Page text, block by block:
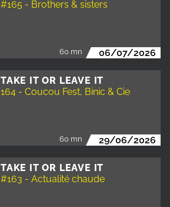
#165 - Brothers & sisters
60 mn 06/07/2026
TAKE IT OR LEAVE IT
164 - Coucou Fest, Binic & Cie
60 mn 29/06/2026
TAKE IT OR LEAVE IT
#163 - Actualité chaude